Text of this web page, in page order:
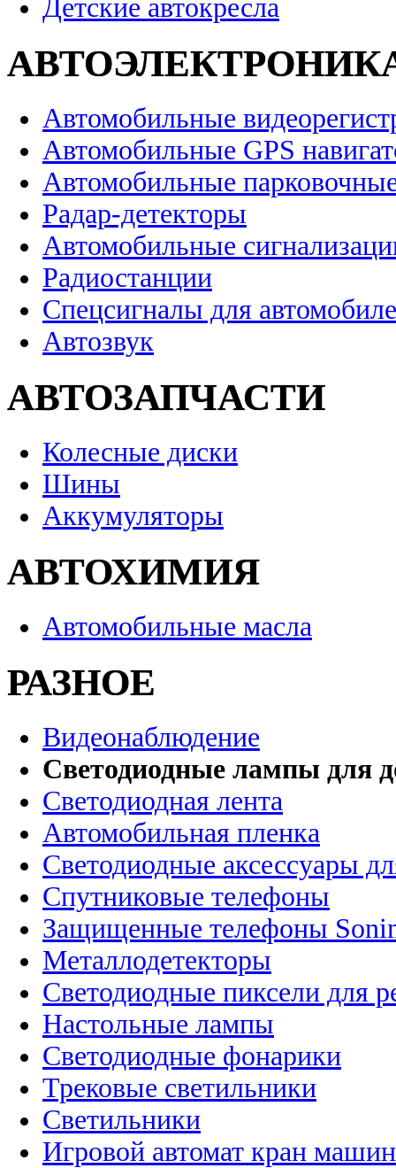
Детские автокресла
Автомобильные
Автомобильные GPS
Автомобильные
Радар-детекторы
Автомобильные
Радиостанции
Спецсигналы для
Автозвук
АВТОЗАПЧАСТИ
Колесные диски
Шины
Аккумуляторы
АВТОХИМИЯ
Автомобильные масла
РАЗНОЕ
Видеонаблюдение
Светодиодные лампы для
Светодиодная лента
Автомобильная пленка
Светодиодные аксессуары
Спутниковые телефоны
Защищенные телефоны
Металлодетекторы
Светодиодные пиксели для
Настольные лампы
Светодиодные фонарики
Трековые светильники
Светильники
Игровой автомат кран